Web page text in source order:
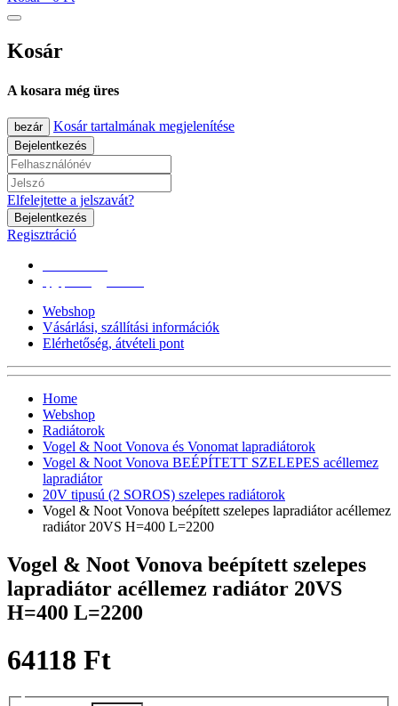
Kosár
A kosara még üres
bezár Kosár tartalmának megjelenítése
Bejelentkezés
Elfelejtette a jelszavát?
Bejelentkezés
Regisztráció
Webshop
Vásárlási, szállítási információk
Elérhetőség, átvételi pont
Home
Webshop
Radiátorok
Vogel & Noot Vonova és Vonomat lapradiátorok
Vogel & Noot Vonova BEÉPÍTETT SZELEPES acéllemez
lapradiátor
20V tipusú (2 SOROS) szelepes radiátorok
Vogel & Noot Vonova beépített szelepes lapradiátor acéllemez
radiátor 20VS H=400 L=2200
Vogel & Noot Vonova beépített szelepes
lapradiátor acéllemez radiátor 20VS
H=400 L=2200
64118 Ft